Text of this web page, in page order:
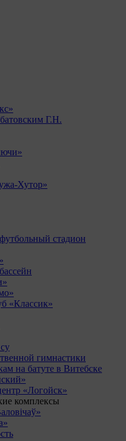
Г.Н.
Хутор»
стадион
«Классик»
гимнастики
на батуте в Витебске
«Логойск»
комплексы